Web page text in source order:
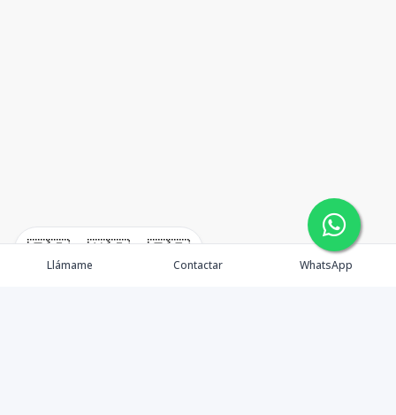
🇪🇸 🇺🇸 🇫🇷
Llámame Contactar WhatsApp